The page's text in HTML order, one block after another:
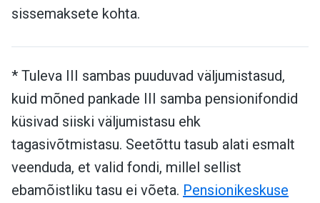
sissemaksete kohta.
* Tuleva III sambas puuduvad väljumistasud,
kuid mõned pankade III samba pensionifondid
küsivad siiski väljumistasu ehk
tagasivõtmistasu. Seetõttu tasub alati esmalt
veenduda, et valid fondi, millel sellist
ebamõistliku tasu ei võeta. Pensionikeskuse